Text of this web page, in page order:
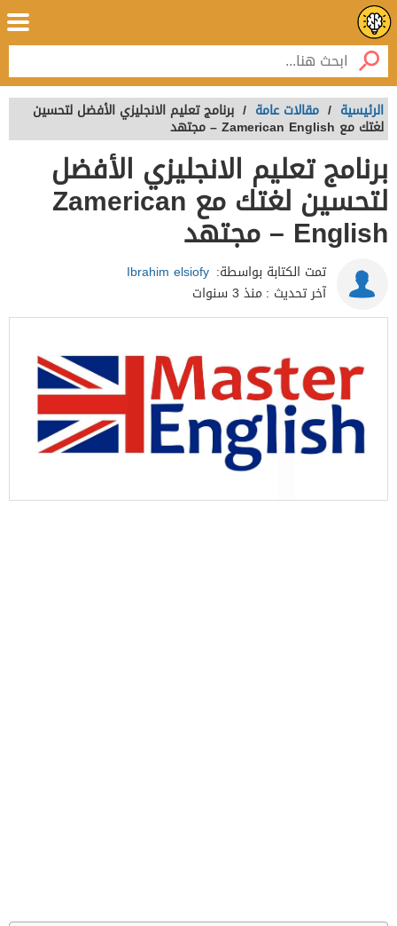
الرئيسية / مقالات عامة / برنامج تعليم الانجليزي الأفضل لتحسين
لغتك مع Zamerican English – مجتهد
برنامج تعليم الانجليزي الأفضل
لتحسين لغتك مع Zamerican
English – مجتهد
تمت الكتابة بواسطة: Ibrahim elsiofy
آخر تحديث : منذ 3 سنوات